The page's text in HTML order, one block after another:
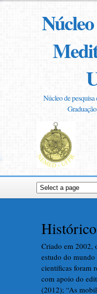
Núcleo de pesquisa
Histórico
Criado em 2002,
estudo do
científicas foram
com apoio do
(2012); “As